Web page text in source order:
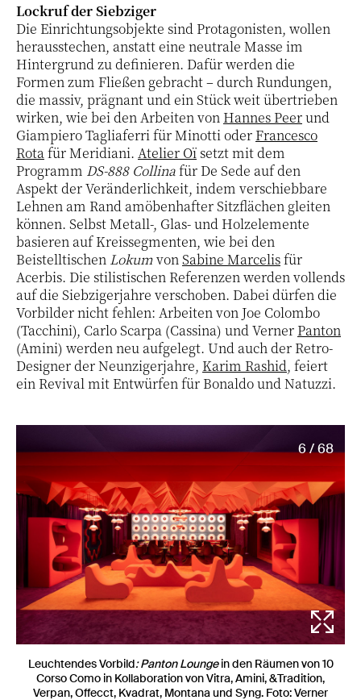
Lockruf der Siebziger
Die Einrichtungsobjekte sind Protagonisten, wollen
herausstechen, anstatt eine neutrale Masse im
Hintergrund zu definieren. Dafür werden die
Formen zum Fließen gebracht – durch Rundungen,
die massiv, prägnant und ein Stück weit übertrieben
wirken, wie bei den Arbeiten von Hannes Peerund
Giampiero Tagliaferri für Minotti oder Francesco
Rotafür Meridiani. Atelier Oïsetzt mit dem
Programm DS-888 Collinafür De Sede auf den
Aspekt der Veränderlichkeit, indem verschiebbare
Lehnen am Rand amöbenhafter Sitzflächen gleiten
können. Selbst Metall-, Glas- und Holzelemente
basieren auf Kreissegmenten, wie bei den
Beistelltischen LokumvonSabine Marcelisfür
Acerbis. Die stilistischen Referenzen werden vollends
auf die Siebzigerjahre verschoben. Dabei dürfen die
Vorbilder nicht fehlen: Arbeiten von Joe Colombo
(Tacchini), Carlo Scarpa (Cassina) und Verner Panton
(Amini) werden neu aufgelegt. Und auch der Retro-
Designer der Neunzigerjahre, Karim Rashid, feiert
ein Revival mit Entwürfen für Bonaldo und Natuzzi.
6 / 68
Leuchtendes Vorbild: Panton Loungein den Räumen von 10
Corso Como in Kollaboration von Vitra, Amini, &Tradition,
Verpan, Offecct, Kvadrat, Montana und Syng. Foto: Verner